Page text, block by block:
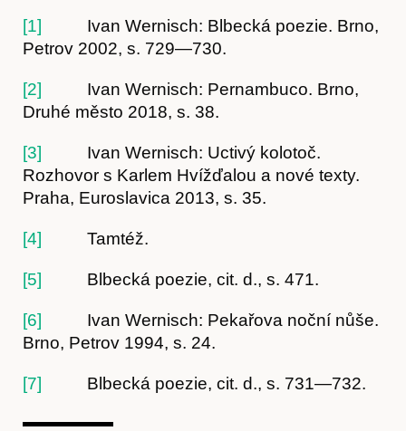
[1] Ivan Wernisch: Blbecká poezie. Brno,
Petrov 2002, s. 729—730.
[2] Ivan Wernisch: Pernambuco. Brno,
Druhé město 2018, s. 38.
[3] Ivan Wernisch: Uctivý kolotoč.
Rozhovor s Karlem Hvížďalou a nové texty.
Praha, Euroslavica 2013, s. 35.
[4] Tamtéž.
[5] Blbecká poezie, cit. d., s. 471.
[6] Ivan Wernisch: Pekařova noční nůše.
Brno, Petrov 1994, s. 24.
[7] Blbecká poezie, cit. d., s. 731—732.